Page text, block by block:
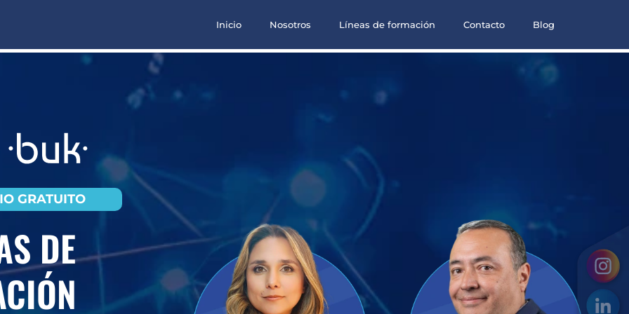
Inicio Nosotros Líneas de formación Contacto Blog
GRATUITO
DE